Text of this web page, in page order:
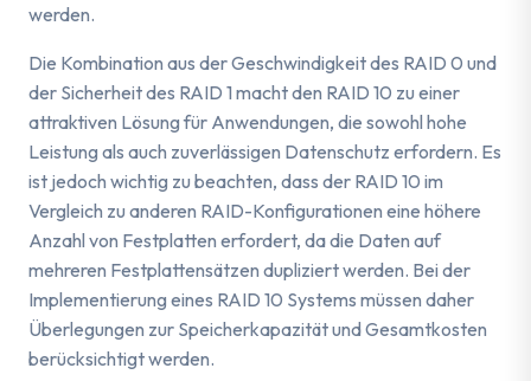
werden.
Die Kombination aus der Geschwindigkeit des RAID 0 und
der Sicherheit des RAID 1 macht den RAID 10 zu einer
attraktiven Lösung für Anwendungen, die sowohl hohe
Leistung als auch zuverlässigen Datenschutz erfordern. Es
ist jedoch wichtig zu beachten, dass der RAID 10 im
Vergleich zu anderen RAID-Konfigurationen eine höhere
Anzahl von Festplatten erfordert, da die Daten auf
mehreren Festplattensätzen dupliziert werden. Bei der
Implementierung eines RAID 10 Systems müssen daher
Überlegungen zur Speicherkapazität und Gesamtkosten
berücksichtigt werden.